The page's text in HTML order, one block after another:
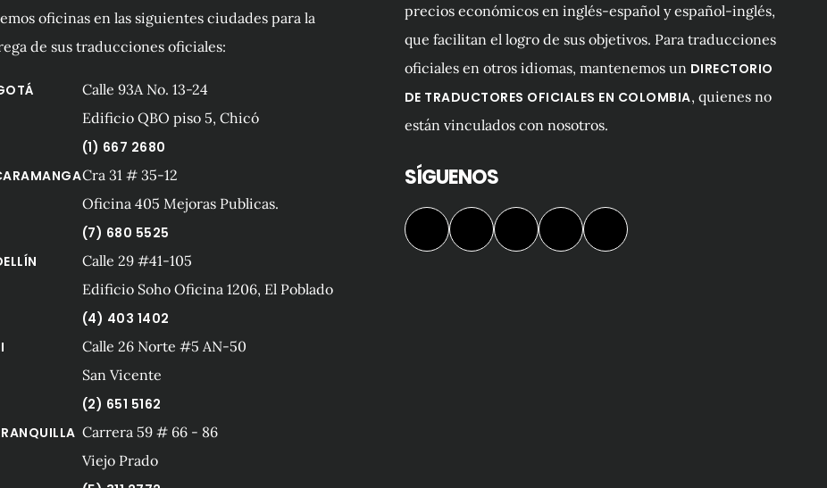
oficinas en las siguientes ciudades para la
de sus traducciones oficiales:
Calle 93A No. 13-24
Edificio QBO piso 5, Chicó
(1) 667 2680
Cra 31 # 35-12
Oficina 405 Mejoras Publicas.
(7) 680 5525
Calle 29 #41-105
Edificio Soho Oficina 1206, El Poblado
(4) 403 1402
Calle 26 Norte #5 AN-50
San Vicente
(2) 651 5162
Carrera 59 # 66 - 86
Viejo Prado
precios económicos en inglés-español y español-inglés,
que facilitan el logro de sus objetivos. Para traducciones
oficiales en otros idiomas, mantenemos un DIRECTORIO
DE TRADUCTORES OFICIALES EN COLOMBIA, quienes no
están vinculados con nosotros.
SÍGUENOS